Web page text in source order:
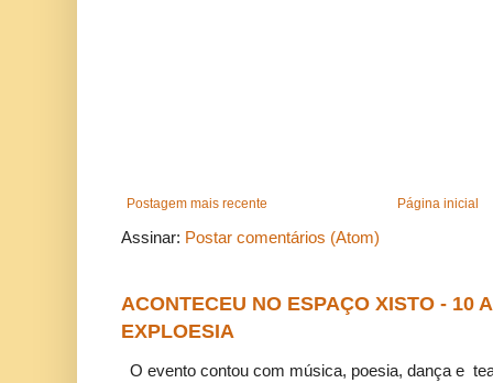
Postagem mais recente Página inicial
Assinar: Postar comentários (Atom)
ACONTECEU NO ESPAÇO XISTO - 10
EXPLOESIA
O evento contou com música, poesia, dança e